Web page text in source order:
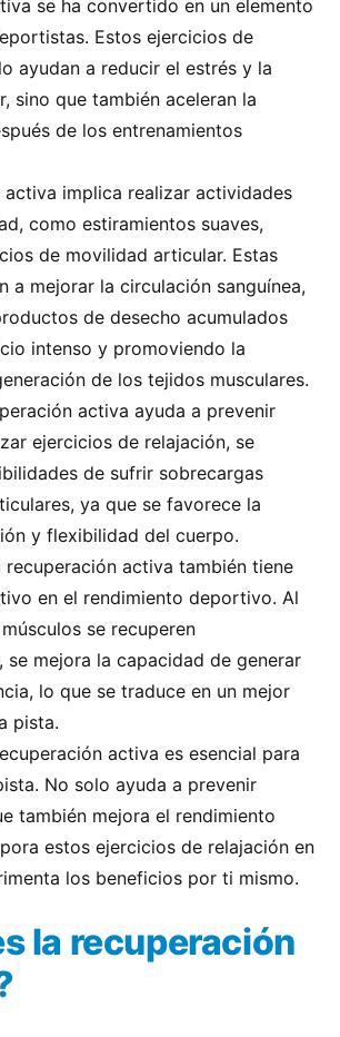
se ha convertido en un elemento
Estos ejercicios de
ayudan a reducir el estrés y la
sino que también aceleran la
de los entrenamientos
activa implica realizar actividades
como estiramientos suaves,
de movilidad articular. Estas
a mejorar la circulación sanguínea,
de desecho acumulados
intenso y promoviendo la
de los tejidos musculares.
activa ayuda a prevenir
ejercicios de relajación, se
de sufrir sobrecargas
ya que se favorece la
y flexibilidad del cuerpo.
activa también tiene
en el rendimiento deportivo. Al
se recuperen
se mejora la capacidad de generar
lo que se traduce en un mejor
pista.
activa es esencial para
No solo ayuda a prevenir
también mejora el rendimiento
estos ejercicios de relajación en
los beneficios por ti mismo.
la recuperación